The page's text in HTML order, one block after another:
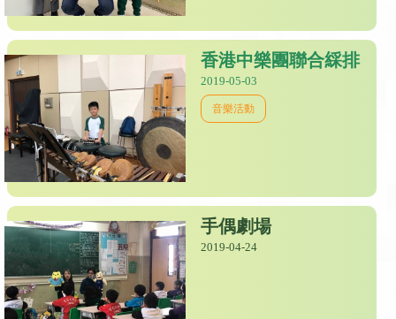
香港中樂團聯合綵排
2019-05-03
音樂活動
手偶劇場
2019-04-24